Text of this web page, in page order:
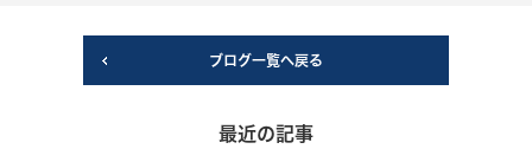
ブログ一覧へ戻る
最近の記事